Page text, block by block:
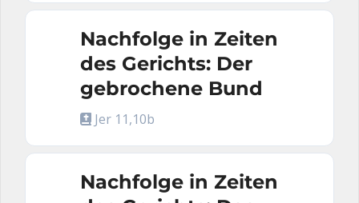
Nachfolge in Zeiten
des Gerichts: Der
gebrochene Bund
Jer 11,10b
Nachfolge in Zeiten